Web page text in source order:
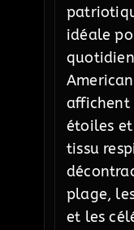
idéale
affichent
étoiles et
tissu
plage,
et les